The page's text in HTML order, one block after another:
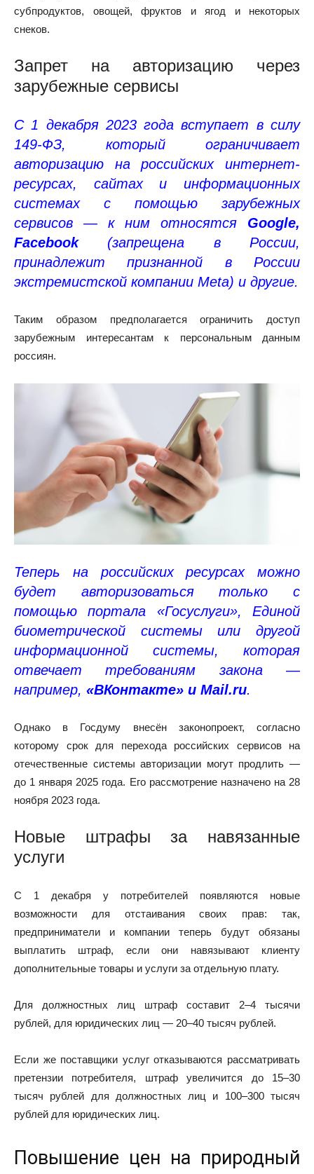
субпродуктов, овощей, фруктов и ягод и некоторых
снеков.
Запрет на авторизацию через
зарубежные сервисы
С 1 декабря 2023 года вступает в силу
149-ФЗ, который ограничивает
авторизацию на российских интернет-
ресурсах, сайтах и информационных
системах с помощью зарубежных
сервисов — к ним относятся Google,
Facebook(запрещена в России,
принадлежит признанной в России
экстремистской компании Meta) и другие.
Таким образом предполагается ограничить доступ
зарубежным интересантам к персональным данным
россиян.
Теперь на российских ресурсах можно
будет авторизоваться только с
помощью портала «Госуслуги», Единой
биометрической системы или другой
информационной системы, которая
отвечает требованиям закона —
например, «ВКонтакте» и Mail.ru.
Однако в Госдуму внесён законопроект, согласно
которому срок для перехода российских сервисов на
отечественные системы авторизации могут продлить —
до 1 января 2025 года. Его рассмотрение назначено на 28
ноября 2023 года.
Новые штрафы за навязанные
услуги
С 1 декабря у потребителей появляются новые
возможности для отстаивания своих прав: так,
предприниматели и компании теперь будут обязаны
выплатить штраф, если они навязывают клиенту
дополнительные товары и услуги за отдельную плату.
Для должностных лиц штраф составит 2–4 тысячи
рублей, для юридических лиц — 20–40 тысяч рублей.
Если же поставщики услуг отказываются рассматривать
претензии потребителя, штраф увеличится до 15–30
тысяч рублей для должностных лиц и 100–300 тысяч
рублей для юридических лиц.
Повышение цен на природный